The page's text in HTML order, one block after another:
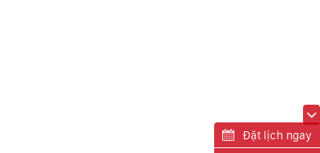
Đặt lịch ngay